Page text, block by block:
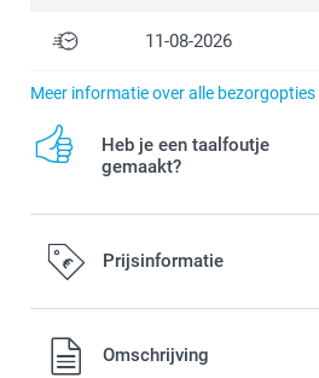
11-08-2026
Meer informatie over alle bezorgopties
Heb je een taalfoutje
gemaakt?
Prijsinformatie
Alle prijzen zijn in EURO (€)
verzendkosten.Omschrijving